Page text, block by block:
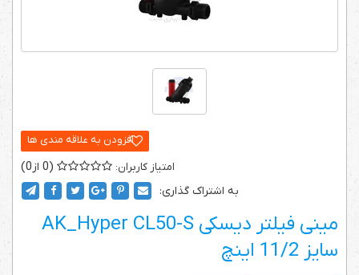
0
0
به اشتراک گذاری:
مینی فیلتر دیسکی AK_Hyper CL50-S
سایز 11/2 اینچ